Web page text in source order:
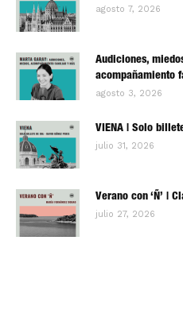
agosto 7, 2026
Audiciones,
acompañamiento
agosto 3, 2026
VIENA | Solo
julio 31, 2026
Verano con ‘Ñ’ |
julio 27, 2026